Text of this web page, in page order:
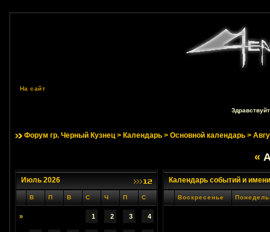
На сайт
Форум гр. Черный Кузнец> Календарь> Основной календарь>
«
Июль 2026
В П В С Ч П С
» 1 2 3 4
Календарь событий и
Воскресенье